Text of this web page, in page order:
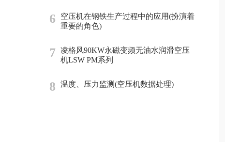
6
空压机在钢铁生产过程中的应用(扮演着
重要的角色)
7
凌格风90KW永磁变频无油水润滑空压
机LSW PM系列
8 温度、压力监测(空压机数据处理)